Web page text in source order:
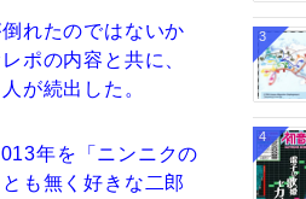
れたのではないか
ポの内容と共に、
が続出した。
年を「ニンニクの
も無く好きな二郎
3
4